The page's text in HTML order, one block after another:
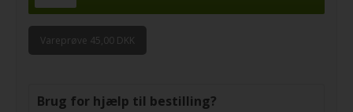
Vareprøve 45,00 DKK
Brug for hjælp til bestilling?